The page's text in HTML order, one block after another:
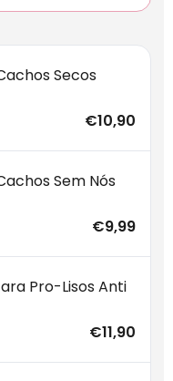
Secos
€10,90
Sem Nós
€9,99
Pro-Lisos Anti
€11,90